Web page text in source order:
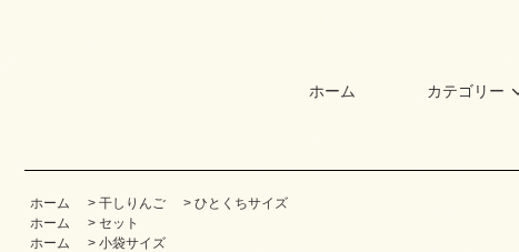
ホーム カテゴリー
ホーム > 干しりんご > ひとくちサイズ
ホーム
> セット
ホーム
> 小袋サイズ